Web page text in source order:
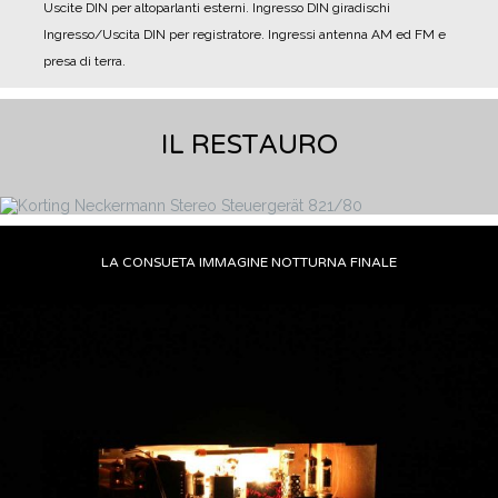
Uscite DIN per altoparlanti esterni. Ingresso DIN giradischi
Ingresso/Uscita DIN per registratore. Ingressi antenna AM ed FM e
presa di terra.
IL RESTAURO
LA CONSUETA IMMAGINE NOTTURNA FINALE